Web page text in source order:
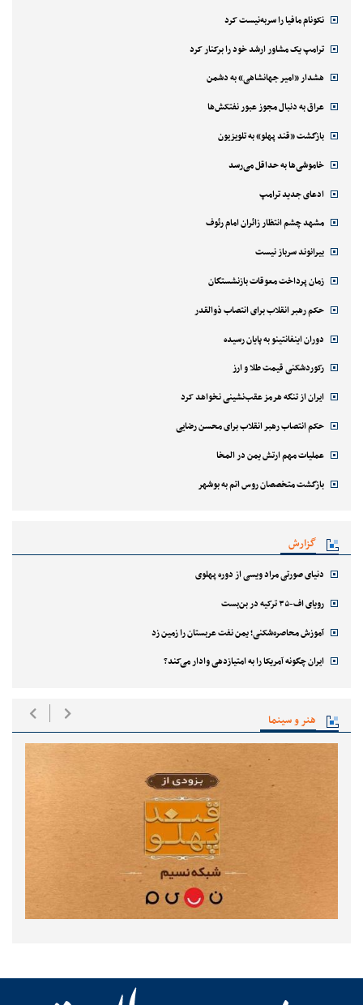
نکونام مافیا را سربه‌نیست کرد
ترامپ یک مشاور ارشد خود را برکنار کرد
هشدار «امیر جهانشاهی» به دشمن
عراق به دنبال مجوز عبور نفتکش‌ها
بازگشت «قند پهلو» به تلویزیون
خاموشی‌ها به حداقل می‌رسد
ادعای جدید ترامپ
مشهد چشم انتظار زائران امام رئوف
بیرانوند سرباز نیست
زمان پرداخت معوقات بازنشستگان
حکم رهبر انقلاب برای انتصاب ذوالقدر
دوران اینفانتینو به پایان رسیده
رکوردشکنی قیمت طلا و ارز
ایران از تنگه هرمز عقب‌نشینی نخواهد کرد
حکم انتصاب رهبر انقلاب برای محسن رضایی
عملیات مهم ارتش یمن در المخا
بازگشت متخصصان روس اتم به بوشهر
گزارش
دنیای صورتی مراد ویسی از دوره پهلوی
رویای اف-۳۵ ترکیه در بن‌بست
آموزش محاصره‌شکنی؛ یمن نفت عربستان را زمین زد
ایران چگونه آمریکا را به امتیازدهی وادار می‌کند؟
هنر و سینما